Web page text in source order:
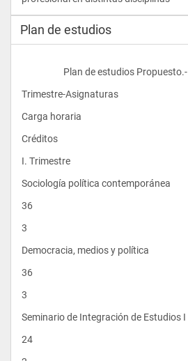
Plan de estudios
                    Plan de estudios Propuesto.-
Trimestre-Asignaturas
Carga horaria
Créditos
I. Trimestre
Sociología política contemporánea
36
3
Democracia, medios y política
36
3
Seminario de Integración de Estudios I
24